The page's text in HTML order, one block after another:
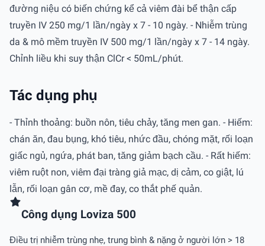
đường niệu có biến chứng kể cả viêm đài bể thận cấp
truyền IV 250 mg/1 lần/ngày x 7 - 10 ngày. - Nhiễm trùng
da & mô mềm truyền IV 500 mg/1 lần/ngày x 7 - 14 ngày.
Chỉnh liều khi suy thận ClCr < 50mL/phút.
Tác dụng phụ
- Thỉnh thoảng: buồn nôn, tiêu chảy, tăng men gan. - Hiếm:
chán ăn, đau bụng, khó tiêu, nhức đầu, chóng mặt, rối loạn
giấc ngủ, ngứa, phát ban, tăng giảm bạch cầu. - Rất hiếm:
viêm ruột non, viêm đại tràng giả mạc, dị cảm, co giật, lú
lẫn, rối loạn gân cơ, mề đay, co thắt phế quản.
Công dụng Loviza 500
Điều trị nhiễm trùng nhẹ, trung bình & nặng ở người lớn > 18